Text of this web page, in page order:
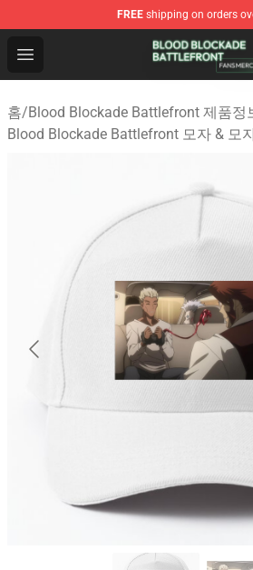
FREE shipping on orders
Open menu
Blood Blockade Battlefront
홈/Blood Blockade Battlefront 제품정
Blood Blockade Battlefront 모자 & 모